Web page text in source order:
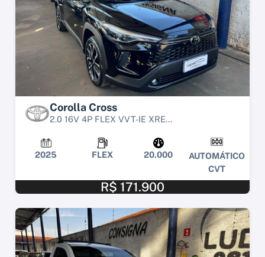
Corolla Cross
2.0 16V 4P FLEX VVT-IE XRE...
2025 FLEX 20.000
AUTOMÁTICO
CVT
R$ 171.900